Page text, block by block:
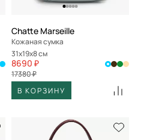
Chatte Marseille
Кожаная сумка
31x19x8 см
8690 ₽
17380 ₽
В КОРЗИНУ